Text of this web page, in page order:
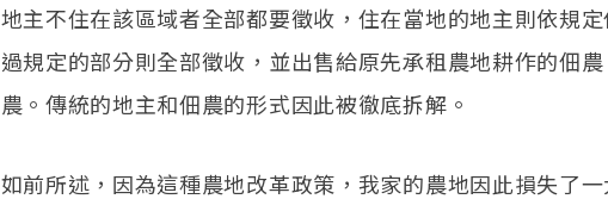
地主不住在該區域者全部都要徵收，住在當地的地主則依規
過規定的部分則全部徵收，並出售給原先承租農地耕作的佃
農。傳統的地主和佃農的形式因此被徹底拆解。
如前所述，因為這種農地改革政策，我家的農地因此損失了一